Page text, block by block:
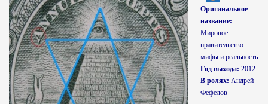
Оригинальное
название:
Мировое
правительство:
мифы и реальность
Год выхода: 2012
В ролях: Андрей
Фефелов